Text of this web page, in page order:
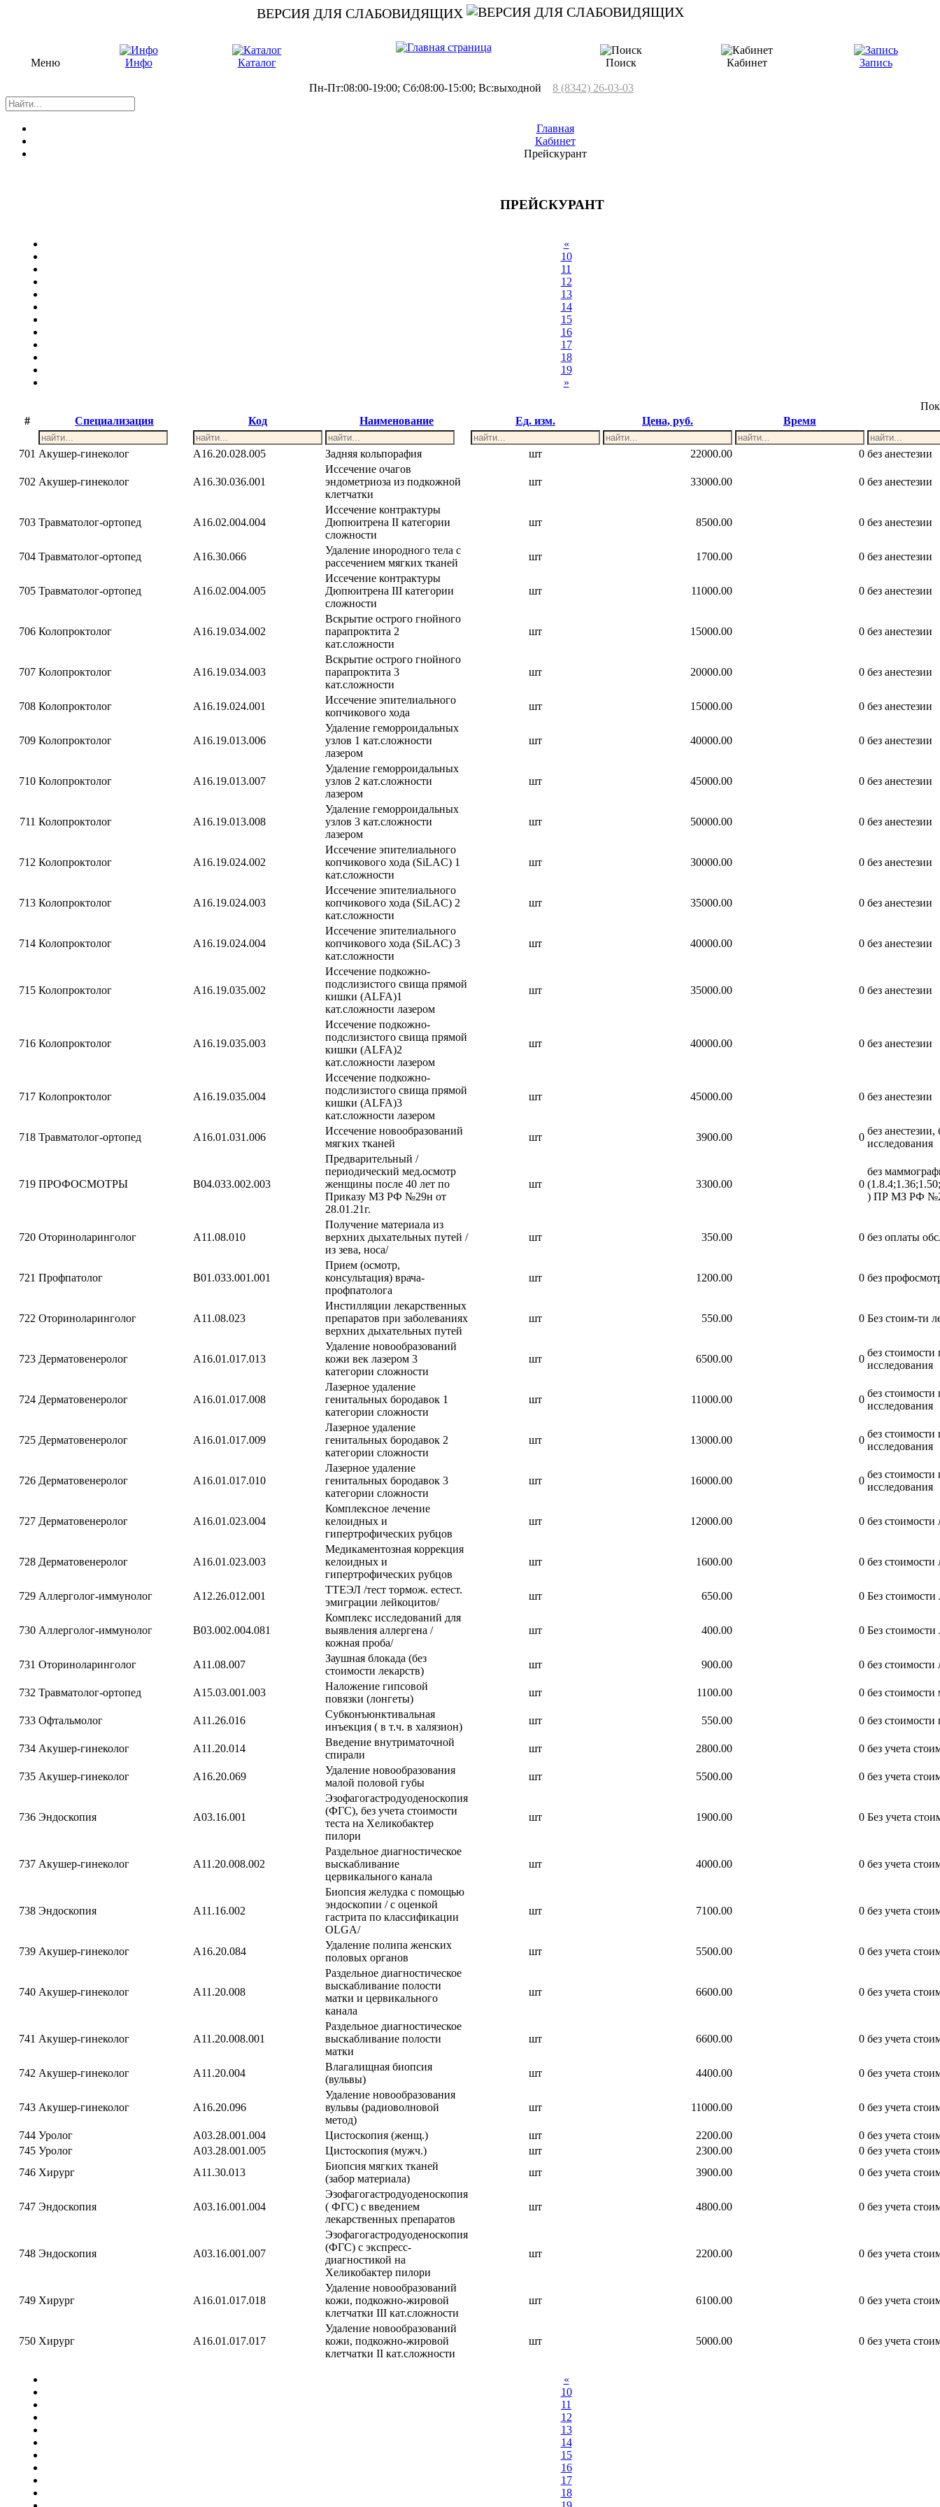
ВЕРСИЯ ДЛЯ СЛАБОВИДЯЩИХ
Меню Инфо Каталог Поиск Кабинет Запись
Пн-Пт:08:00-19:00; Сб:08:00-15:00; Вс:выходной 8 (8342) 26-03-03
Главная
Кабинет
Прейскурант
ПРЕЙСКУРАНТ
«
10
11
12
13
14
15
16
17
18
19
»
#
Специализация Код Наименование Ед. изм. Цена, руб. Время
701 Акушер-гинеколог A16.20.028.005 Задняя кольпорафия шт 22000.00 0 без анестезии
702 Акушер-гинеколог A16.30.036.001
Иссечение очагов
эндометриоза из подкожной
клетчатки
шт 33000.00 0 без анестезии
703 Травматолог-ортопед A16.02.004.004
Иссечение контрактуры
Дюпюитрена II категории
сложности
шт 8500.00 0 без анестезии
704 Травматолог-ортопед A16.30.066
Удаление инородного тела с
рассечением мягких тканей
шт 1700.00 0 без анестезии
705 Травматолог-ортопед A16.02.004.005
Иссечение контрактуры
Дюпюитрена III категории
сложности
шт 11000.00 0 без анестезии
706 Колопроктолог A16.19.034.002
Вскрытие острого гнойного
парапроктита 2
кат.сложности
шт 15000.00 0 без анестезии
707 Колопроктолог A16.19.034.003
Вскрытие острого гнойного
парапроктита 3
кат.сложности
шт 20000.00 0 без анестезии
708 Колопроктолог A16.19.024.001
Иссечение эпителиального
копчикового хода
шт 15000.00 0 без анестезии
709 Колопроктолог A16.19.013.006
Удаление геморроидальных
узлов 1 кат.сложности
лазером
шт 40000.00 0 без анестезии
710 Колопроктолог A16.19.013.007
Удаление геморроидальных
узлов 2 кат.сложности
лазером
шт 45000.00 0 без анестезии
711 Колопроктолог A16.19.013.008
Удаление геморроидальных
узлов 3 кат.сложности
лазером
шт 50000.00 0 без анестезии
712 Колопроктолог A16.19.024.002
Иссечение эпителиального
копчикового хода (SiLAC) 1
кат.сложности
шт 30000.00 0 без анестезии
713 Колопроктолог A16.19.024.003
Иссечение эпителиального
копчикового хода (SiLAC) 2
кат.сложности
шт 35000.00 0 без анестезии
714 Колопроктолог A16.19.024.004
Иссечение эпителиального
копчикового хода (SiLAC) 3
кат.сложности
шт 40000.00 0 без анестезии
715 Колопроктолог A16.19.035.002
Иссечение подкожно-
подслизистого свища прямой
кишки (ALFA)1
кат.сложности лазером
шт 35000.00 0 без анестезии
716 Колопроктолог A16.19.035.003
Иссечение подкожно-
подслизистого свища прямой
кишки (ALFA)2
кат.сложности лазером
шт 40000.00 0 без анестезии
717 Колопроктолог A16.19.035.004
Иссечение подкожно-
подслизистого свища прямой
кишки (ALFA)3
кат.сложности лазером
шт 45000.00 0 без анестезии
718 Травматолог-ортопед A16.01.031.006
Иссечение новообразований
мягких тканей
шт 3900.00 0
без анестезии,
исследования
719 ПРОФОСМОТРЫ B04.033.002.003
Предварительный /
периодический мед.осмотр
женщины после 40 лет по
Приказу МЗ РФ №29н от
28.01.21г.
шт 3300.00 0
без
) ПР МЗ РФ
720 Оториноларинголог A11.08.010
Получение материала из
верхних дыхательных путей /
из зева, носа/
шт 350.00 0 без оплаты
721 Профпатолог B01.033.001.001
Прием (осмотр,
консультация) врача-
профпатолога
шт 1200.00 0 без
722 Оториноларинголог A11.08.023
Инстилляции лекарственных
препаратов при заболеваниях
верхних дыхательных путей
шт 550.00 0 Без стоим-ти
723 Дерматовенеролог A16.01.017.013
Удаление новообразований
кожи век лазером 3
категории сложности
шт 6500.00 0
без стоимости
исследования
724 Дерматовенеролог A16.01.017.008
Лазерное удаление
генитальных бородавок 1
категории сложности
шт 11000.00 0
без стоимости
исследования
725 Дерматовенеролог A16.01.017.009
Лазерное удаление
генитальных бородавок 2
категории сложности
шт 13000.00 0
без стоимости
исследования
726 Дерматовенеролог A16.01.017.010
Лазерное удаление
генитальных бородавок 3
категории сложности
шт 16000.00 0
без стоимости
исследования
727 Дерматовенеролог A16.01.023.004
Комплексное лечение
келоидных и
гипертрофических рубцов
шт 12000.00 0 без стоимости
728 Дерматовенеролог A16.01.023.003
Медикаментозная коррекция
келоидных и
гипертрофических рубцов
шт 1600.00 0 без стоимости
729 Аллерголог-иммунолог A12.26.012.001
ТТЕЭЛ /тест тормож. естест.
эмиграции лейкоцитов/
шт 650.00 0 Без стоимости
730 Аллерголог-иммунолог B03.002.004.081
Комплекс исследований для
выявления аллергена /
кожная проба/
шт 400.00 0 Без стоимости
731 Оториноларинголог A11.08.007
Заушная блокада (без
стоимости лекарств)
шт 900.00 0 без стоимости
732 Травматолог-ортопед A15.03.001.003
Наложение гипсовой
повязки (лонгеты)
шт 1100.00 0 без стоимости
733 Офтальмолог A11.26.016
Субконъюнктивальная
инъекция ( в т.ч. в халязион)
шт 550.00 0 без стоимости
734 Акушер-гинеколог A11.20.014
Введение внутриматочной
спирали
шт 2800.00 0 без учета
735 Акушер-гинеколог A16.20.069
Удаление новообразования
малой половой губы
шт 5500.00 0 без учета
736 Эндоскопия A03.16.001
Эзофагогастродуоденоскопия
(ФГС), без учета стоимости
теста на Хеликобактер
пилори
шт 1900.00 0 Без учета
737 Акушер-гинеколог A11.20.008.002
Раздельное диагностическое
выскабливание
цервикального канала
шт 4000.00 0 без учета
738 Эндоскопия A11.16.002
Биопсия желудка с помощью
эндоскопии / с оценкой
гастрита по классификации
OLGA/
шт 7100.00 0 без учета
739 Акушер-гинеколог A16.20.084
Удаление полипа женских
половых органов
шт 5500.00 0 без учета
740 Акушер-гинеколог А11.20.008
Раздельное диагностическое
выскабливание полости
матки и цервикального
канала
шт 6600.00 0 без учета
741 Акушер-гинеколог A11.20.008.001
Раздельное диагностическое
выскабливание полости
матки
шт 6600.00 0 без учета
742 Акушер-гинеколог A11.20.004
Влагалищная биопсия
(вульвы)
шт 4400.00 0 без учета
743 Акушер-гинеколог A16.20.096
Удаление новообразования
вульвы (радиоволновой
метод)
шт 11000.00 0 без учета
744 Уролог A03.28.001.004 Цистоскопия (женщ.) шт 2200.00 0 без учета
745 Уролог A03.28.001.005 Цистоскопия (мужч.) шт 2300.00 0 без учета
746 Хирург A11.30.013
Биопсия мягких тканей
(забор материала)
шт 3900.00 0 без учета
747 Эндоскопия A03.16.001.004
Эзофагогастродуоденоскопия
( ФГС) с введением
лекарственных препаратов
шт 4800.00 0 без учета
748 Эндоскопия A03.16.001.007
Эзофагогастродуоденоскопия
(ФГС) с экспресс-
диагностикой на
Хеликобактер пилори
шт 2200.00 0 без учета
749 Хирург A16.01.017.018
Удаление новообразований
кожи, подкожно-жировой
клетчатки III кат.сложности
шт 6100.00 0 без учета
750 Хирург A16.01.017.017
Удаление новообразований
кожи, подкожно-жировой
клетчатки II кат.сложности
шт 5000.00 0 без учета
«
10
11
12
13
14
15
16
17
18